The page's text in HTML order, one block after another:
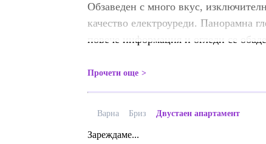
Обзаведен с много вкус,
качество електроуреди. Панорамна
повече информация и огледи се
Прочети още
Варна Бриз Двустаен апартамент
Зареждаме...